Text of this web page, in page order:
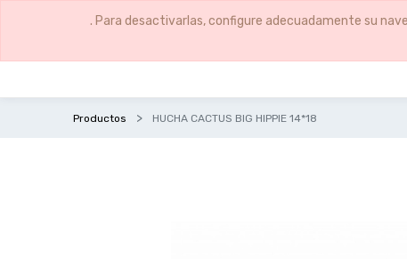
. Para desactivarlas, configure adecuadamente su
Productos HUCHA CACTUS BIG HIPPIE 14*18